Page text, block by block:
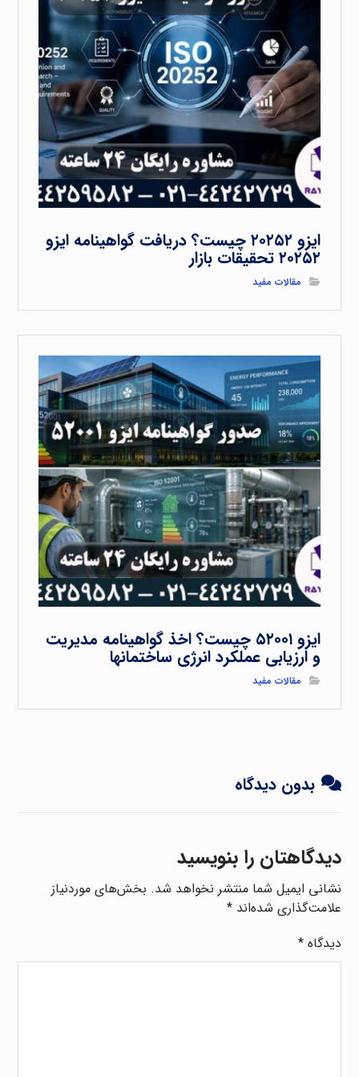
ایزو ۲۰۲۵۲ چیست؟ دریافت گواهینامه ایزو
۲۰۲۵۲ تحقیقات بازار
مقالات مفید
ایزو ۵۲۰۰۱ چیست؟ اخذ گواهینامه مدیریت
و ارزیابی عملکرد انرژی ساختمانها
مقالات مفید
بدون دیدگاه
دیدگاهتان را بنویسید
نشانی ایمیل شما منتشر نخواهد شد. بخش‌های موردنیاز
علامت‌گذاری شده‌اند*
دیدگاه*